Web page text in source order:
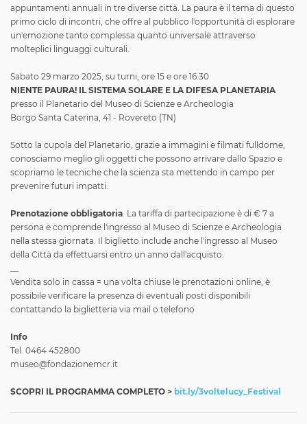
appuntamenti annuali in tre diverse città. La paura è il tema di questo
primo ciclo di incontri, che offre al pubblico l'opportunità di esplorare
un'emozione tanto complessa quanto universale attraverso
molteplici linguaggi culturali.
Sabato 29 marzo 2025, su turni, ore 15 e ore 16.30
NIENTE PAURA! IL SISTEMA SOLARE E LA DIFESA PLANETARIA
presso il Planetario del Museo di Scienze e Archeologia
Borgo Santa Caterina, 41 - Rovereto (TN)
Sotto la cupola del Planetario, grazie a immagini e filmati fulldome,
conosciamo meglio gli oggetti che possono arrivare dallo Spazio e
scopriamo le tecniche che la scienza sta mettendo in campo per
prevenire futuri impatti.
Prenotazione obbligatoria. La tariffa di partecipazione è di € 7 a
persona e comprende l'ingresso al Museo di Scienze e Archeologia
nella stessa giornata. Il biglietto include anche l'ingresso al Museo
della Città da effettuarsi entro un anno dall'acquisto.
Vendita solo in cassa = una volta chiuse le prenotazioni online, è
possibile verificare la presenza di eventuali posti disponibili
contattando la biglietteria via mail o telefono
Info
Tel. 0464 452800
museo@fondazionemcr.it
SCOPRI IL PROGRAMMA COMPLETO > bit.ly/3voltelucy_Festival